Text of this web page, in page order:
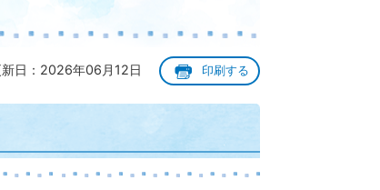
日：2026年06月12日 印刷する